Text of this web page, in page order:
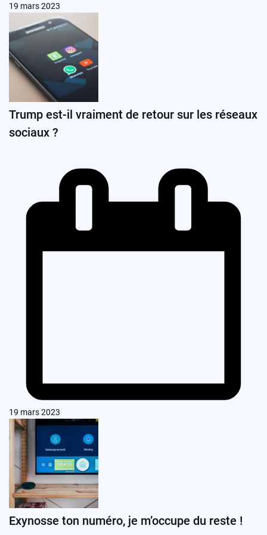
19 mars 2023
Trump est-il vraiment de retour sur les réseaux
sociaux ?
19 mars 2023
Exynosse ton numéro, je m’occupe du reste !